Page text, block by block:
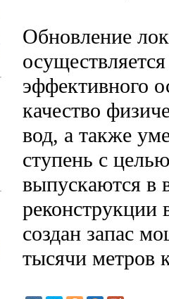
Обновление
эффективного
качество
вод, а также
ступень с
выпускаются в
реконструкции
создан запас
тысячи метров